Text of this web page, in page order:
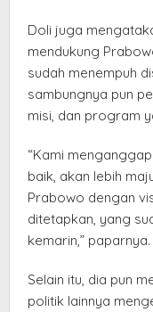
Doli juga
mendukung
sudah menempuh
sambungnya pun
misi, dan program
“Kami
baik, akan lebih
Prabowo dengan
ditetapkan, yang
kemarin,” paparnya.
Selain itu, dia pun
politik lainnya